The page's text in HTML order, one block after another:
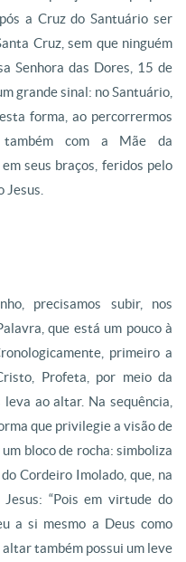
a Cruz do Santuário ser
Cruz, sem que ninguém
Senhora das Dores, 15 de
grande sinal: no Santuário,
forma, ao percorrermos
também com a Mãe da
seus braços, feridos pelo
Jesus.
precisamos subir, nos
que está um pouco à
primeiro a
Profeta, por meio da
ao altar. Na sequência,
que privilegie a visão de
bloco de rocha: simboliza
Cordeiro Imolado, que, na
“Pois em virtude do
a si mesmo a Deus como
também possui um leve